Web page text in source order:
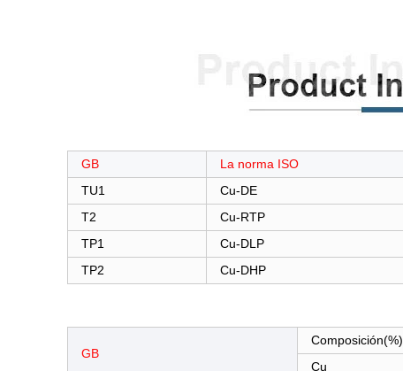
GB La norma ISO
TU1
Cu-DE
T2
Cu-RTP
TP1
Cu-DLP
TP2
Cu-DHP
GB
Composición(%)
Cu